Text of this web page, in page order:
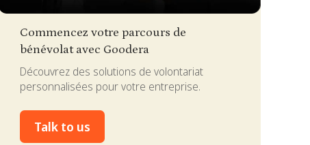
Commencez votre parcours de
bénévolat avec Goodera
Découvrez des solutions de volontariat
personnalisées pour votre entreprise.
Talk to us